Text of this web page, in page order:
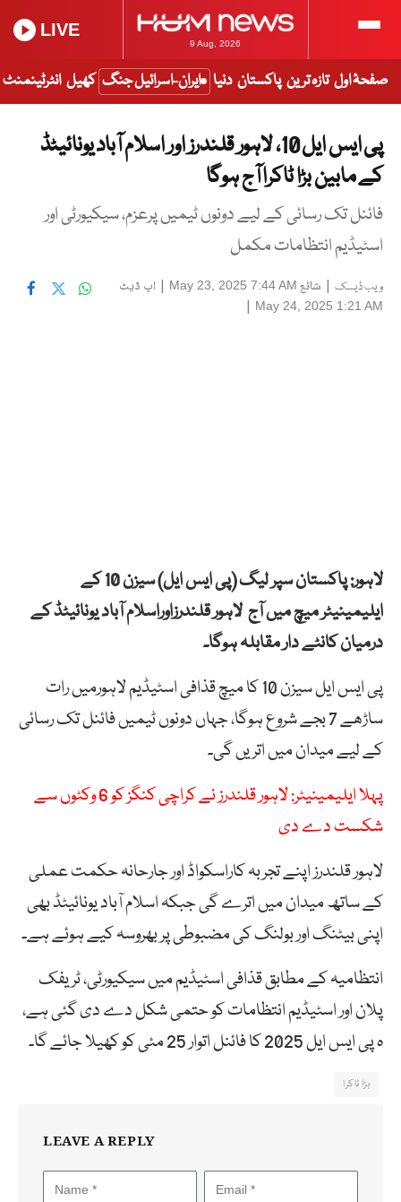
9 Aug, 2026
LIVE
صفحۂ اول تازہ ترین پاکستان دنیا ایران-اسرائیل جنگ کھیل انٹرٹینمنٹ
پی ایس ایل 10، لاہور قلندرز اور اسلام آباد یونائیٹڈ
کے مابین بڑا ٹاکرا آج ہوگا
فائنل تک رسائی کے لیے دونوں ٹیمیں پرعزم، سیکیورٹی اور
اسٹیڈیم انتظامات مکمل
ویب ڈیسک | شائع May 23, 2025 7:44 AM
| اپ ڈیٹ
May 24, 2025 1:21 AM
|
لاہور: پاکستان سپر لیگ (پی ایس ایل) سیزن 10 کے
ایلیمینیٹر میچ میں آج لاہور قلندرزاوراسلام آباد یونائیٹڈ کے
درمیان کانٹے دار مقابلہ ہوگا۔
پی ایس ایل سیزن 10 کا میچ قذافی اسٹیڈیم لاہورمیں رات
ساڑھے 7 بجے شروع ہوگا، جہاں دونوں ٹیمیں فائنل تک رسائی
کے لیے میدان میں اتریں گی۔
پہلا ایلیمینیٹر: لاہور قلندرز نے کراچی کنگز کو 6 وکٹوں سے
شکست دے دی
لاہور قلندرز اپنے تجربہ کاراسکواڈ اور جارحانہ حکمت عملی
کے ساتھ میدان میں اترے گی جبکہ اسلام آباد یونائیٹڈ بھی
اپنی بیٹنگ اور بولنگ کی مضبوطی پر بھروسہ کیے ہوئے ہے۔
انتظامیہ کے مطابق قذافی اسٹیڈیم میں سیکیورٹی، ٹریفک
پلان اور اسٹیڈیم انتظامات کو حتمی شکل دے دی گئی ہے،
ہ پی ایس ایل 2025 کا فائنل اتوار 25 مئی کو کھیلا جائے گا۔
بڑا ٹاکرا
LEAVE A REPLY